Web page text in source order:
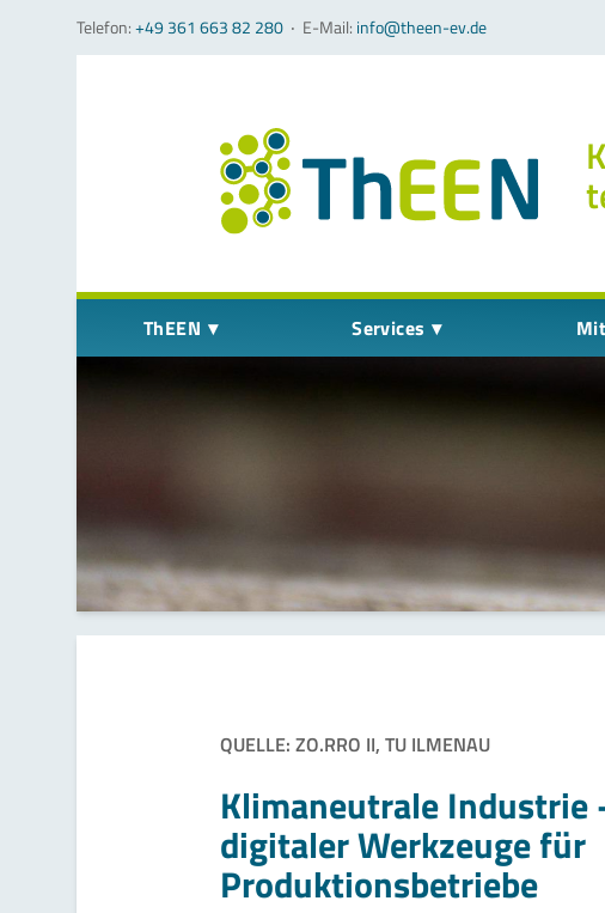
Telefon:+49 361 663 82 280 ‧ E-Mail: info@theen-ev.de
Navigation überspringen
ThEEN Services
QUELLE: ZO.RRO II, TU ILMENAU
Klimaneutrale Industrie
digitaler Werkzeuge für
Produktionsbetriebe